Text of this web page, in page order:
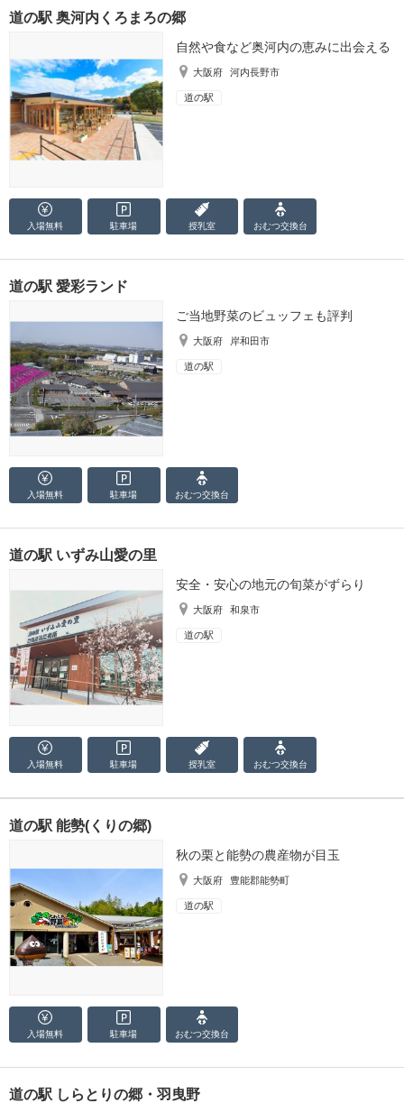
道の駅 奥河内くろまろの郷
自然や食など奥河内の恵みに出会える
大阪府 河内長野市
道の駅
入場無料 駐車場 授乳室 おむつ交換台
道の駅 愛彩ランド
ご当地野菜のビュッフェも評判
大阪府 岸和田市
道の駅
入場無料 駐車場 おむつ交換台
道の駅 いずみ山愛の里
安全・安心の地元の旬菜がずらり
大阪府 和泉市
道の駅
入場無料 駐車場 授乳室 おむつ交換台
道の駅 能勢(くりの郷)
秋の栗と能勢の農産物が目玉
大阪府 豊能郡能勢町
道の駅
入場無料 駐車場 おむつ交換台
道の駅 しらとりの郷・羽曳野